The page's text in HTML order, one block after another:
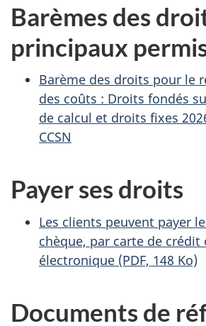
Barèmes des
principaux
Barème des droits pour le
des coûts : Droits fondés
de calcul et droits fixes
CCSN
Payer ses droits
Les clients peuvent payer
chèque, par carte de crédit
électronique (PDF, 148 Ko)
Documents de